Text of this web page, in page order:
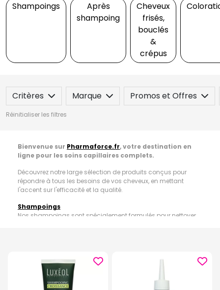
Shampoings
Après
shampoing
Cheveux
frisés,
bouclés
&
crépus
Critères Marque Promos et Offres
Réinitialiser les filtres
Bienvenue sur Pharmaforce.fr, votre destination en
ligne pour les soins capillaires complets.
Découvrez notre large sélection de produits conçus pour
répondre à tous les besoins de vos cheveux, en mettant
l'accent sur l'efficacité et la qualité.
Shampoings
Nos shampoings sont spécialement formulés pour nettoyer
Les après-shampoings de notre gamme démêlent et
nourrissent en profondeur, laissant vos cheveux doux,
brillants et faciles à coiffer.